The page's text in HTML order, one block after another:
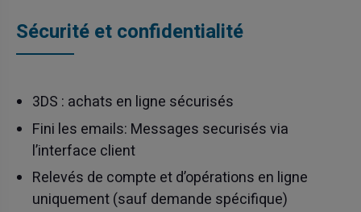
Sécurité et confidentialité
3DS : achats en ligne sécurisés
Fini les emails: Messages securisés via
l’interface client
Relevés de compte et d’opérations en ligne
uniquement (sauf demande spécifique)